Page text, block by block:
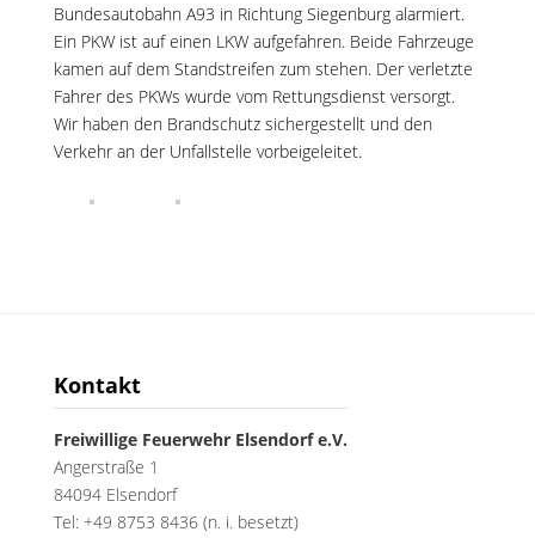
Bundesautobahn A93 in Richtung Siegenburg alarmiert.
Ein PKW ist auf einen LKW aufgefahren. Beide Fahrzeuge
kamen auf dem Standstreifen zum stehen. Der verletzte
Fahrer des PKWs wurde vom Rettungsdienst versorgt.
Wir haben den Brandschutz sichergestellt und den
Verkehr an der Unfallstelle vorbeigeleitet.
Kontakt
Freiwillige Feuerwehr Elsendorf e.V.
Angerstraße 1
84094 Elsendorf
Tel: +49 8753 8436 (n. i. besetzt)